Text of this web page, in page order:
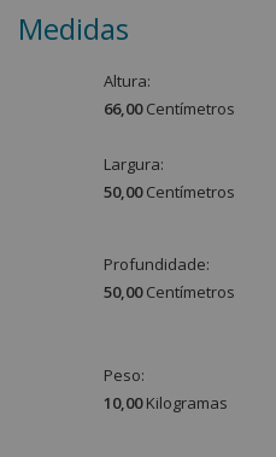
Medidas
Altura:
66,00 Centímetros
Largura:
50,00 Centímetros
Profundidade:
50,00 Centímetros
Peso:
10,00 Kilogramas